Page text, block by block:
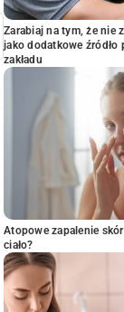
Zarabiaj na tym, że nie
jako dodatkowe
zakładu
Atopowe zapalenie
ciało?